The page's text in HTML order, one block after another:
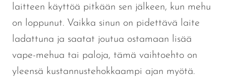
laitteen käyttöä pitkään sen jälkeen, kun mehu
on loppunut. Vaikka sinun on pidettävä laite
ladattuna ja saatat joutua ostamaan lisää
vape-mehua tai paloja, tämä vaihtoehto on
yleensä kustannustehokkaampi ajan myötä.